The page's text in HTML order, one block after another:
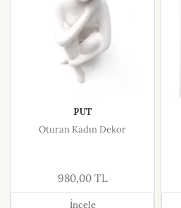
PUT
Oturan Kadın Dekor
980,00 TL
İncele